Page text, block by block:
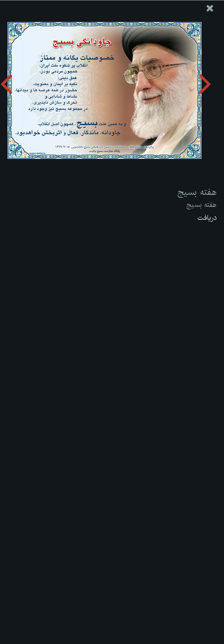
پایگاه اطلاع رسانی دفتر مقام معظم رهبری
ارسال نامه
وجوهات
هفته بسیج دریافت آلبوم: zip
هفته بسیج
هفته بسیج
دریافت